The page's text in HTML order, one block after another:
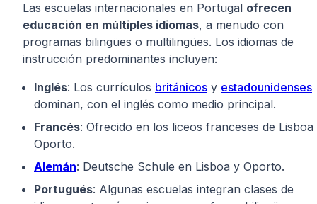
Las escuelas internacionales en Portugal ofrecen
educación en múltiples idiomas, a menudo con
programas bilingües o multilingües. Los idiomas de
instrucción predominantes incluyen:
Inglés: Los currículos británicos y estadounidenses
dominan, con el inglés como medio principal.
Francés: Ofrecido en los liceos franceses de Lisboa
Oporto.
Alemán: Deutsche Schule en Lisboa y Oporto.
Portugués: Algunas escuelas integran clases de